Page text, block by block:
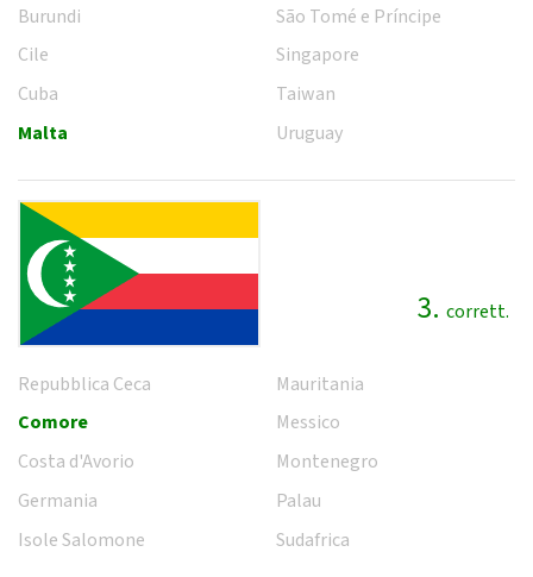
Burundi
Cile
Cuba
Malta
São Tomé e Príncipe
Singapore
Taiwan
Uruguay
3. corrett.
Repubblica Ceca
Comore
Costa d'Avorio
Germania
Isole Salomone
Mauritania
Messico
Montenegro
Palau
Sudafrica